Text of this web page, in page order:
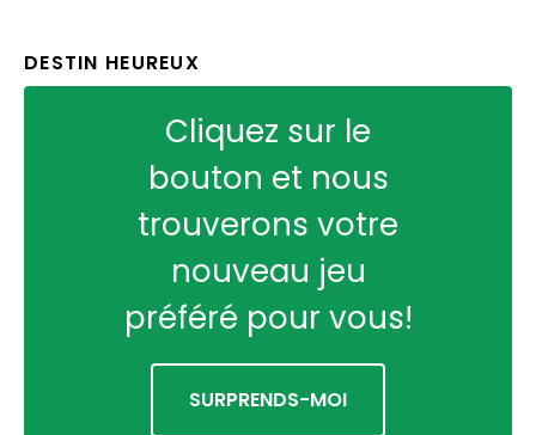
DESTIN HEUREUX
Cliquez sur le
bouton et nous
trouverons votre
nouveau jeu
préféré pour vous!
SURPRENDS-MOI